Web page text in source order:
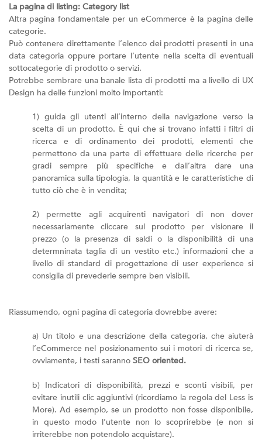
La pagina di listing: Category list
Altra pagina fondamentale per un eCommerce è la pagina delle
categorie.
Può contenere direttamente l’elenco dei prodotti presenti in una
data categoria oppure portare l’utente nella scelta di eventuali
sottocategorie di prodotto o servizi.
Potrebbe sembrare una banale lista di prodotti ma a livello di UX
Design ha delle funzioni molto importanti:
1) guida gli utenti all’interno della navigazione verso la
scelta di un prodotto. È qui che si trovano infatti i filtri di
ricerca e di ordinamento dei prodotti, elementi che
permettono da una parte di effettuare delle ricerche per
gradi sempre più specifiche e dall’altra dare una
panoramica sulla tipologia, la quantità e le caratteristiche di
tutto ciò che è in vendita;
2) permette agli acquirenti navigatori di non dover
necessariamente cliccare sul prodotto per visionare il
prezzo (o la presenza di saldi o la disponibilità di una
determninata taglia di un vestito etc.) informazioni che a
livello di standard di progettazione di user experience si
consiglia di prevederle sempre ben visibili.
Riassumendo, ogni pagina di categoria dovrebbe avere:
a) Un titolo e una descrizione della categoria, che aiuterà
l’eCommerce nel posizionamento sui i motori di ricerca se,
ovviamente, i testi saranno SEO oriented.
b) Indicatori di disponibilità, prezzi e sconti visibili, per
evitare inutili clic aggiuntivi (ricordiamo la regola del Less is
More). Ad esempio, se un prodotto non fosse disponibile,
in questo modo l’utente non lo scoprirebbe (e non si
irriterebbe non potendolo acquistare).